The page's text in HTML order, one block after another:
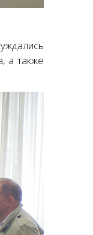
а также